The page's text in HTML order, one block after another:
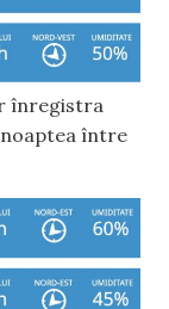
înregistra
noaptea între